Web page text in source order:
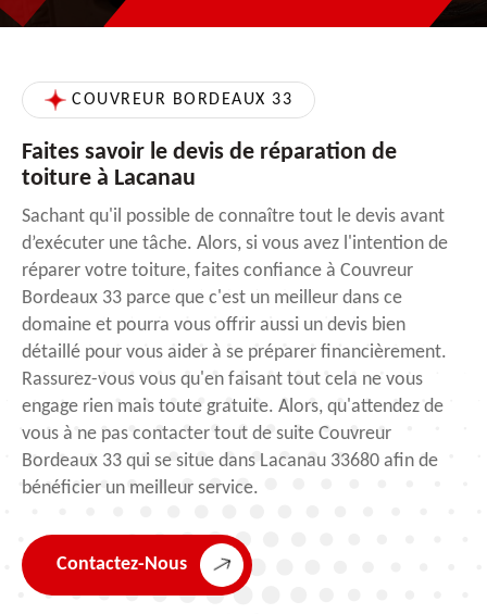
COUVREUR BORDEAUX 33
Faites savoir le devis de réparation de
toiture à Lacanau
Sachant qu'il possible de connaître tout le devis avant
d’exécuter une tâche. Alors, si vous avez l'intention de
réparer votre toiture, faites confiance à Couvreur
Bordeaux 33 parce que c'est un meilleur dans ce
domaine et pourra vous offrir aussi un devis bien
détaillé pour vous aider à se préparer financièrement.
Rassurez-vous vous qu'en faisant tout cela ne vous
engage rien mais toute gratuite. Alors, qu'attendez de
vous à ne pas contacter tout de suite Couvreur
Bordeaux 33 qui se situe dans Lacanau 33680 afin de
bénéficier un meilleur service.
Contactez-Nous